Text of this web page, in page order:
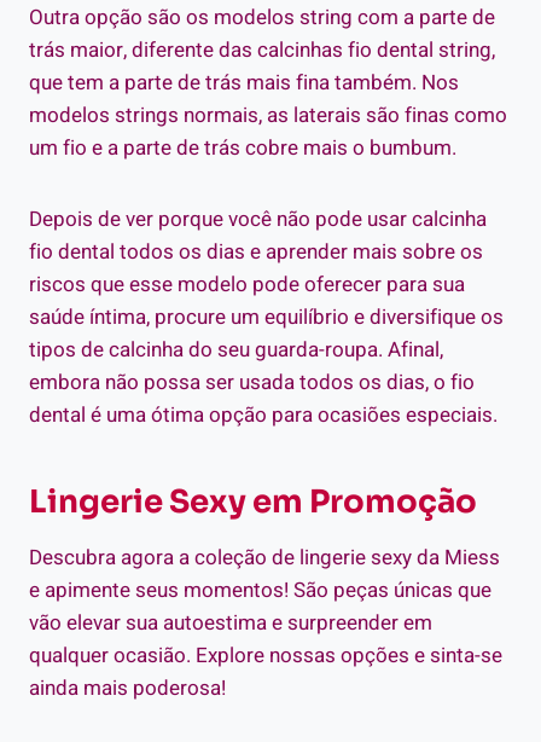
Outra opção são os modelos string com a parte de
trás maior, diferente das calcinhas fio dental string,
que tem a parte de trás mais fina também. Nos
modelos strings normais, as laterais são finas como
um fio e a parte de trás cobre mais o bumbum.
Depois de ver porque você não pode usar calcinha
fio dental todos os dias e aprender mais sobre os
riscos que esse modelo pode oferecer para sua
saúde íntima, procure um equilíbrio e diversifique os
tipos de calcinha do seu guarda-roupa. Afinal,
embora não possa ser usada todos os dias, o fio
dental é uma ótima opção para ocasiões especiais.
Lingerie Sexy em Promoção
Descubra agora a coleção de lingerie sexy da Miess
e apimente seus momentos! São peças únicas que
vão elevar sua autoestima e surpreender em
qualquer ocasião. Explore nossas opções e sinta-se
ainda mais poderosa!